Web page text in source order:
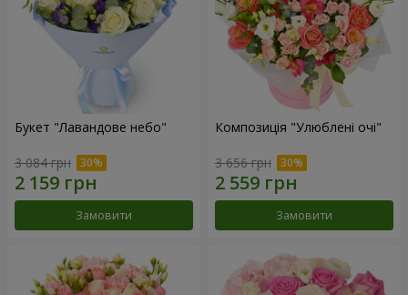
Букет "Лавандове небо"
3 084 грн
Замовити
Композиція "Улюблені очі"
3 656 грн
Замовити